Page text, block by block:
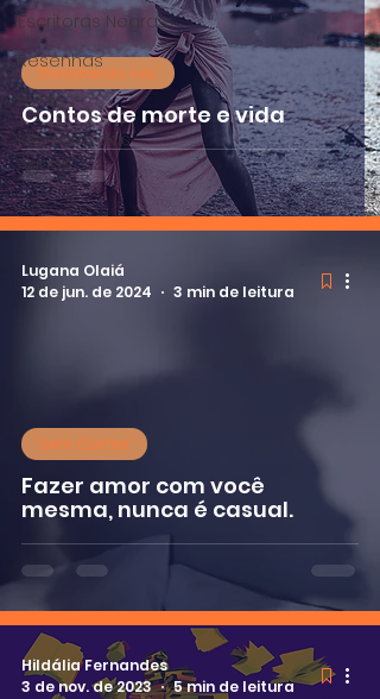
Escritoras Negras
Resenhas
Livros
Memória das
Águas
Contos de morte e vida
'Desatando nós'
Fazer amor com você
mesma, nunca é casual.
'Sem Cortes'
Lugana Olaiá
12 de jun. de 2024
3 min de leitura
Hildália Fernandes
3 de nov. de 2023
5 min de leitura